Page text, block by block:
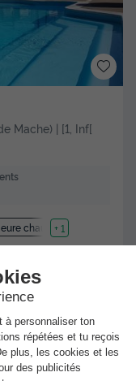
Mache) | [1, Inf[
chauffée
+ 1
1 ch. Confort -
585 €